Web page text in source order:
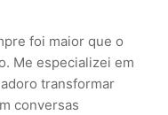
foi maior que o
Me especializei em
transformar
conversas